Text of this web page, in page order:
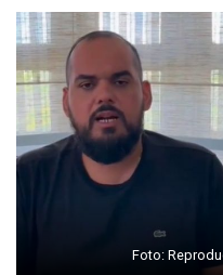
Foto: